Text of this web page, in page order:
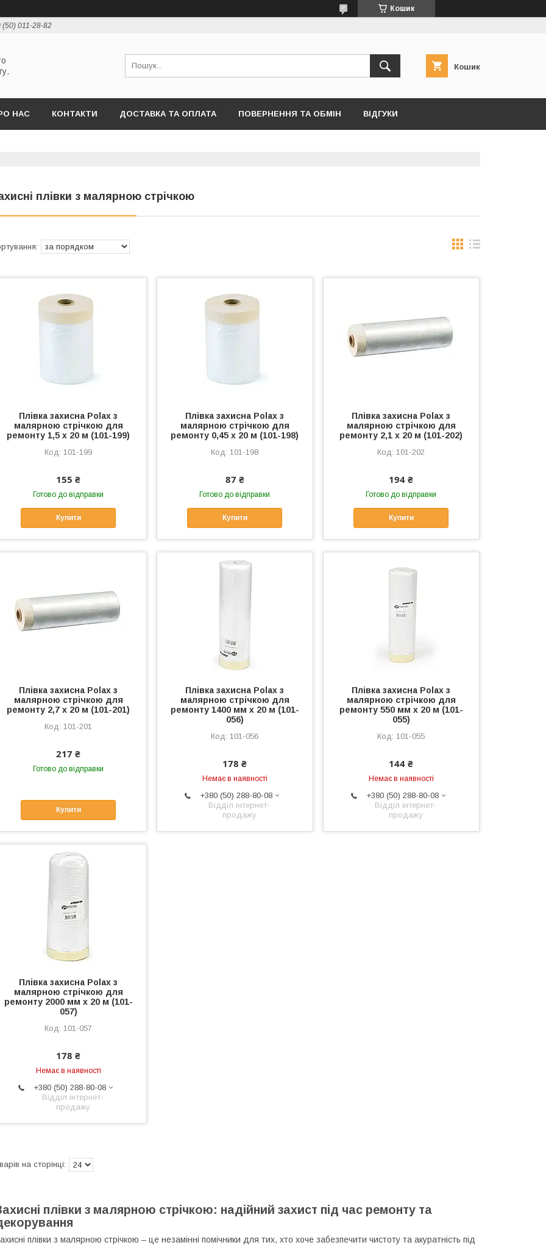
Кошик
(50) 011-28-82
Кошик
НАС КОНТАКТИ ДОСТАВКА ТА ОПЛАТА ПОВЕРНЕННЯ ТА ОБМІН ВІДГУКИ
плівки з малярною стрічкою
Плівка захисна Polax з
малярною стрічкою для
ремонту 1,5 х 20 м (101-199)
101-199
155 ₴
Готово до відправки
Купити
Плівка захисна Polax з
малярною стрічкою для
ремонту 0,45 х 20 м (101-198)
101-198
87 ₴
Готово до відправки
Купити
Плівка захисна Polax з
малярною стрічкою для
ремонту 2,1 х 20 м (101-202)
101-202
194 ₴
Готово до відправки
Купити
Плівка захисна Polax з
малярною стрічкою для
ремонту 2,7 х 20 м (101-201)
101-201
217 ₴
Готово до відправки
Купити
Плівка захисна Polax з
малярною стрічкою для
ремонту 1400 мм х 20 м (101-
056)
101-056
178 ₴
Немає в наявності
+380 (50) 288-80-08
Відділ інтернет-
продажу
Плівка захисна Polax з
малярною стрічкою для
ремонту 550 мм х 20 м (101-
055)
101-055
144 ₴
Немає в наявності
+380 (50) 288-80-08
Відділ інтернет-
продажу
Плівка захисна Polax з
малярною стрічкою для
ремонту 2000 мм х 20 м (101-
057)
101-057
178 ₴
Немає в наявності
+380 (50) 288-80-08
Відділ інтернет-
продажу
плівки з малярною стрічкою: надійний захист під час ремонту та
плівки з малярною стрічкою – це незамінні помічники для тих, хто хоче забезпечити чистоту та акуратність під